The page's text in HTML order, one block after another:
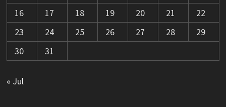
16
17 18 19 20 21
22
23
24 25 26 27 28
29
30
31
« Jul